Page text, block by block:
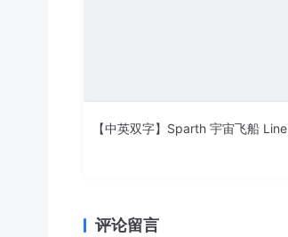
【中英双字】Sparth 宇宙飞船 Line
评论留言